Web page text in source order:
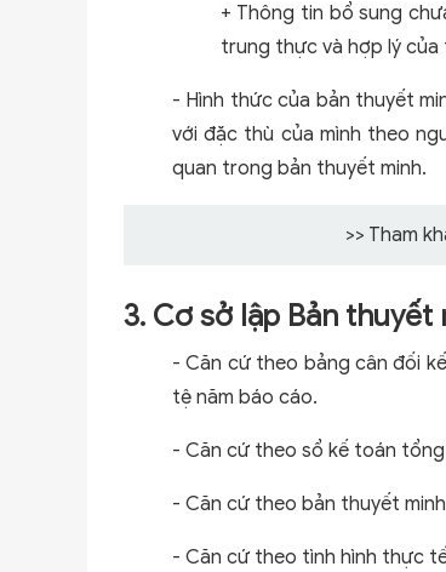
+ Thông tin bổ sung
trung thực và hợp lý của
- Hình thức của bản thuyết
với đặc thù của mình theo
quan trong bản thuyết minh.
>> Tham
3. Cơ sở lập Bản
- Căn cứ theo bảng cân đối
tệ năm báo cáo.
- Căn cứ theo sổ kế toán
- Căn cứ theo bản thuyết
- Căn cứ theo tình hình thực